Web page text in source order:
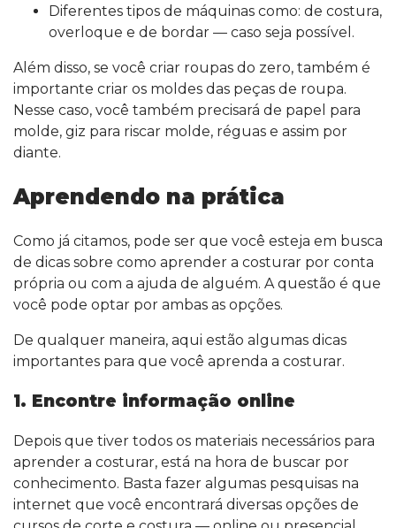
Diferentes tipos de máquinas como: de costura,
overloque e de bordar — caso seja possível.
Além disso, se você criar roupas do zero, também é
importante criar os moldes das peças de roupa.
Nesse caso, você também precisará de papel para
molde, giz para riscar molde, réguas e assim por
diante.
Aprendendo na prática
Como já citamos, pode ser que você esteja em busca
de dicas sobre como aprender a costurar por conta
própria ou com a ajuda de alguém. A questão é que
você pode optar por ambas as opções.
De qualquer maneira, aqui estão algumas dicas
importantes para que você aprenda a costurar.
1. Encontre informação online
Depois que tiver todos os materiais necessários para
aprender a costurar, está na hora de buscar por
conhecimento. Basta fazer algumas pesquisas na
internet que você encontrará diversas opções de